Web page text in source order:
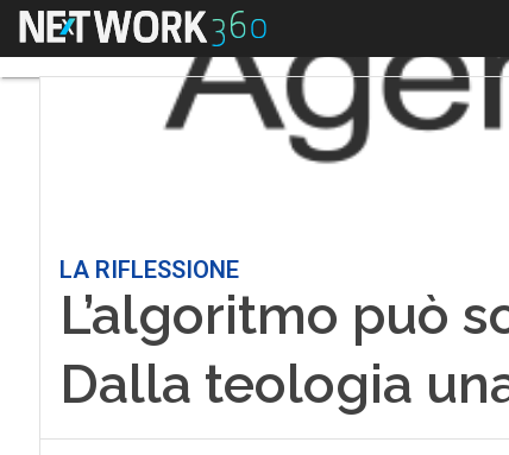
Menu
LA RIFLESSIONE
L’algoritmo può
Dalla teologia